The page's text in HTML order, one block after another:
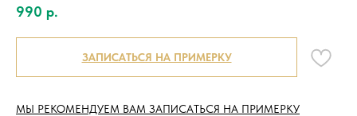
990 р.
ЗАПИСАТЬСЯ НА ПРИМЕРКУ
МЫ РЕКОМЕНДУЕМ ВАМ ЗАПИСАТЬСЯ НА ПРИМЕРКУ